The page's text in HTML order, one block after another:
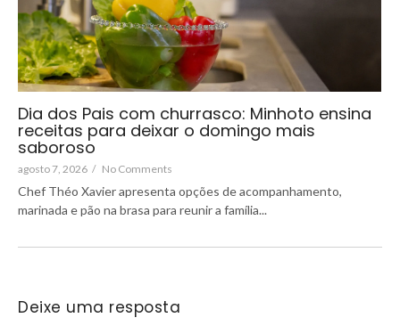
Dia dos Pais com churrasco: Minhoto ensina
receitas para deixar o domingo mais
saboroso
agosto 7, 2026 / No Comments
Chef Théo Xavier apresenta opções de acompanhamento,
marinada e pão na brasa para reunir a família...
Deixe uma resposta